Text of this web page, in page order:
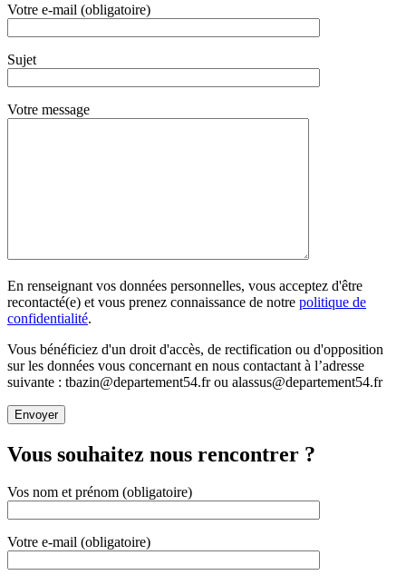
Votre e-mail (obligatoire)
Sujet
Votre message
En renseignant vos données personnelles, vous acceptez d'être
recontacté(e) et vous prenez connaissance de notre politique de
confidentialité.
Vous bénéficiez d'un droit d'accès, de rectification ou d'opposition
sur les données vous concernant en nous contactant à l’adresse
suivante : tbazin@departement54.fr ou alassus@departement54.fr
Vous souhaitez nous rencontrer ?
Vos nom et prénom (obligatoire)
Votre e-mail (obligatoire)